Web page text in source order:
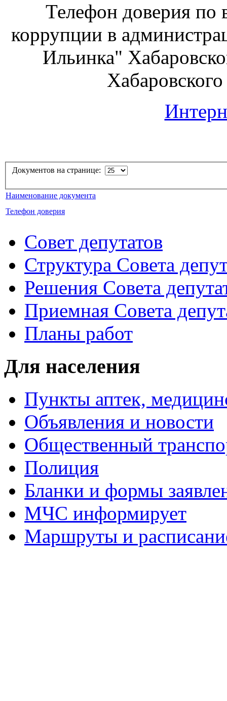
Телефон доверия по
коррупции в
Ильинка"
Документов на странице:
Наименование документа
Телефон доверия
Совет депутатов
Структура Совета
Решения Совета
Приемная Совета
Планы работ
Для населения
Пункты аптек,
Объявления и новости
Общественный
Полиция
Бланки и формы
МЧС информирует
Маршруты и